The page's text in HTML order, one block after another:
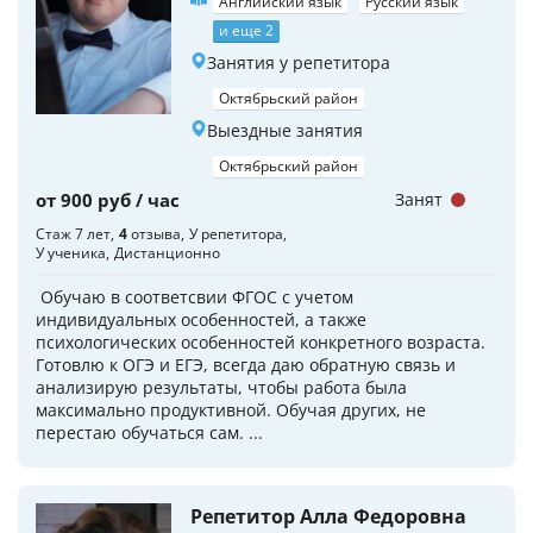
и еще 2
Занятия у репетитора
Октябрьский район
Выездные занятия
Октябрьский район
от 900 руб / час
Стаж 7 лет 4отзыва У репетитора
У ученика Дистанционно
Обучаю в соответсвии ФГОС с учетом
индивидуальных особенностей, а также
психологических особенностей конкретного возраста.
Готовлю к ОГЭ и ЕГЭ, всегда даю обратную связь и
анализирую результаты, чтобы работа была
максимально продуктивной. Обучая других, не
перестаю обучаться сам. ...
Занят
Репетитор Алла Федоровна